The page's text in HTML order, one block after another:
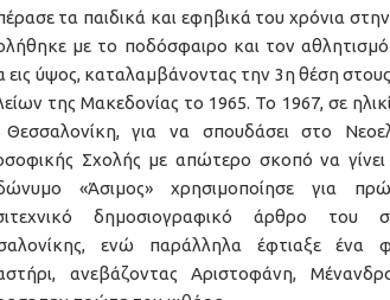
τα παιδικά και εφηβικά του χρόνια
με το ποδόσφαιρο και τον αθλητισμό
εις ύψος, καταλαμβάνοντας την 3η θέση
της Μακεδονίας το 1965. Το 1967, σε
για να σπουδάσει στο
Σχολής με απώτερο σκοπό να
«Άσιμος» χρησιμοποίησε για
δημοσιογραφικό άρθρο του
ενώ παράλληλα έφτιαξε ένα
ανεβάζοντας Αριστοφάνη,